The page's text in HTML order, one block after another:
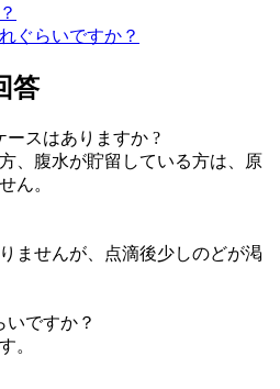
ぐらいですか？
答
ースはありますか ?
、腹水が貯留している方は、原
ん。
ませんが、点滴後少しのどが渇
いですか？
。